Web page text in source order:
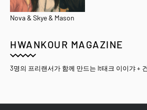
Nova & Skye & Mason
HWANKOUR MAGAZINE
3명의 프리랜서가 함께 만드는 It태크 이이갸 +